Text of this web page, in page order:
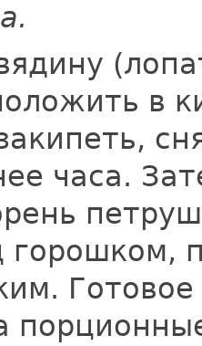
в
часа.
горошком,